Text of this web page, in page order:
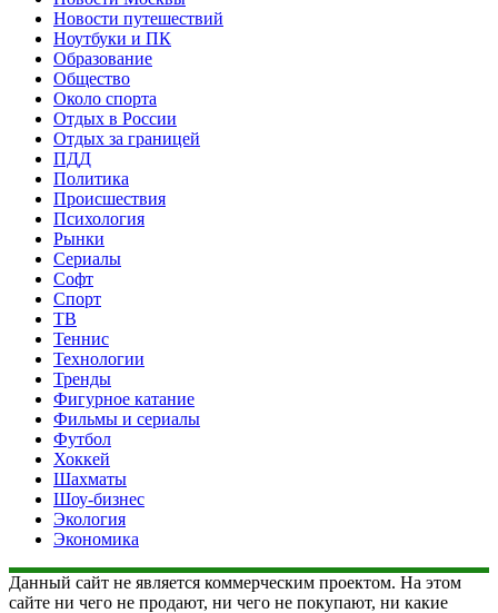
Новости путешествий
Ноутбуки и ПК
Образование
Общество
Около спорта
Отдых в России
Отдых за границей
ПДД
Политика
Происшествия
Психология
Рынки
Сериалы
Софт
Спорт
ТВ
Теннис
Технологии
Тренды
Фигурное катание
Фильмы и сериалы
Футбол
Хоккей
Шахматы
Шоу-бизнес
Экология
Экономика
Данный сайт не является коммерческим проектом. На этом
сайте ни чего не продают, ни чего не покупают, ни какие